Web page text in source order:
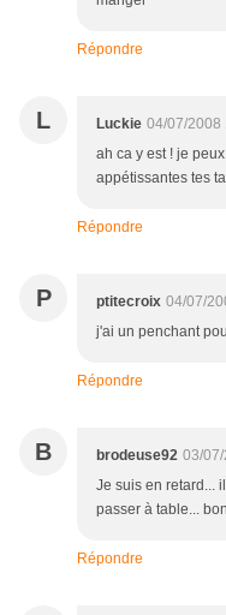
Répondre
L Luckie 04/07/2008
ah ca y est ! je
appétissantes tes
Répondre
P ptitecroix 04/07/
j'ai un penchant
Répondre
B brodeuse92 03/
Je suis en retard...
passer à table...
Répondre